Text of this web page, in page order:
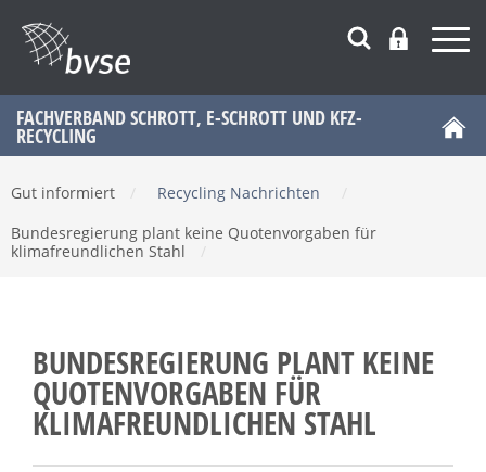
FACHVERBAND SCHROTT, E-SCHROTT UND KFZ-
RECYCLING
Gut informiert Recycling Nachrichten
Bundesregierung plant keine Quotenvorgaben für
klimafreundlichen Stahl
BUNDESREGIERUNG PLANT KEINE
QUOTENVORGABEN FÜR
KLIMAFREUNDLICHEN STAHL